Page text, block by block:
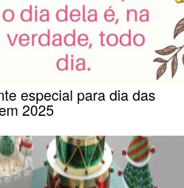
especial para dia das
2025